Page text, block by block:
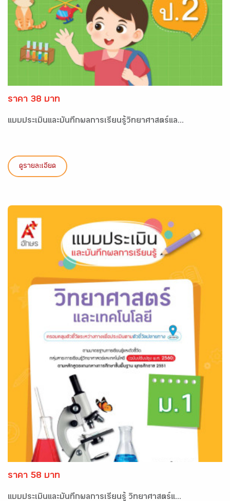
ราคา 38 บาท
แบบประเมินและบันทึกผลการเรียนรู้วิทยาศาสตร์แล...
ดูรายละเอียด
ราคา 58 บาท
แบบประเมินและบันทึกผลการเรียนรู้ วิทยาศาสตร์แ...